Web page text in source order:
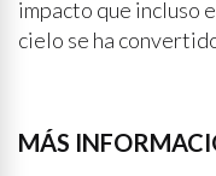
impacto que incluso
cielo se ha
MÁS